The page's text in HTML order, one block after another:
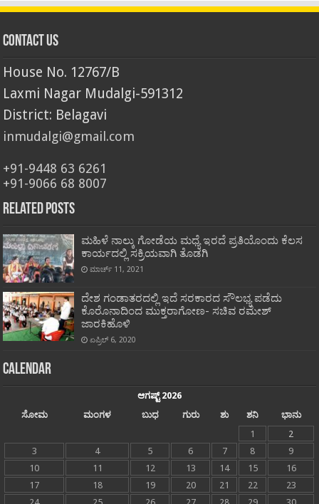
Contact Us
House No. 12767/B
Laxmi Nagar Mudalgi-591312
District: Belagavi
inmudalgi@gmail.com
+91-9448 63 6261
+91-9066 68 8007
Related Posts
ಮಹಿಳೆ ನಾಲ್ಕು ಗೋಡೆಯ ಮಧ್ಯೆ ಇರದೆ ಪ್ರತಿಯೊಂದು ಕೆಲಸ
ಕಾರ್ಯದಲ್ಲಿ ಸಕ್ರಿಯವಾಗಿ ತೊಡಗಿ
ಮಾರ್ಚ್ 11, 2021
ದೇಶ ಗಂಡಾತರದಲ್ಲಿ ಇದೆ ಸರಕಾರದ ಸೌಲಭ್ಯ ಪಡೆದು
ಕೊರೊನಾದಿಂದ ಮುಕ್ತರಾಗೋಣ- ಸಚಿವ ರಮೇಶ್
ಜಾರಕಿಹೊಳಿ
ಏಪ್ರಿಲ್ 6, 2020
Calendar
ಆಗಷ್ಟ್ 2026
ಸೋಮ
ಮಂಗಳ ಬುಧ ಗುರು ಶು ಶನಿ
ಭಾನು
1
2
3
4 5 6 7 8
9
10
11 12 13 14 15
16
17
18 19 20 21 22
23